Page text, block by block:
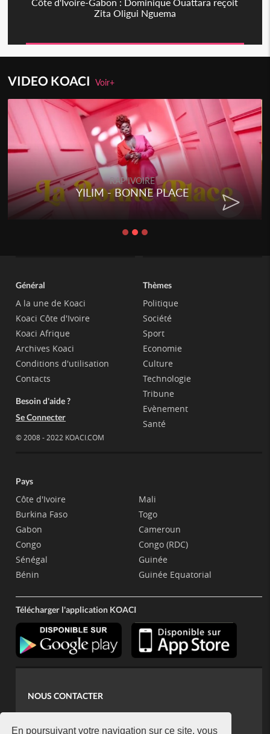
En poursuivant votre navigation sur ce site, vous
Zita Oligui Nguema
VIDEO KOACIVoir+
RAP IVOIRE
YILIM - BONNE PLACE
Général
A la une de Koaci
Koaci Côte d'Ivoire
Koaci Afrique
Archives Koaci
Conditions d'utilisation
Contacts
Besoin d'aide ?
Se Connecter
© 2008 - 2022 KOACI.COM
Thèmes
Politique
Société
Sport
Economie
Culture
Technologie
Tribune
Evènement
Santé
Pays
Côte d'Ivoire
Burkina Faso
Gabon
Congo
Sénégal
Bénin
Mali
Togo
Cameroun
Congo (RDC)
Guinée
Guinée Equatorial
Télécharger l'application KOACI
NOUS CONTACTER